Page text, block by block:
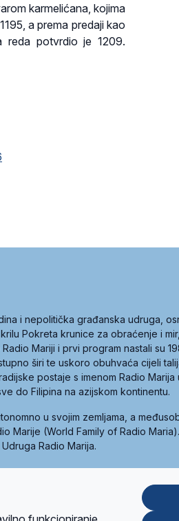
karmelićana, kojima
a prema predaji kao
reda potvrdio je 1209.
i nepolitička građanska udruga,
Pokreta krunice za obraćenje i
Mariji i prvi program nastali su
širi te uskoro obuhvaća cijeli
postaje s imenom Radio
do Filipina na azijskom kontinentu.
u svojim zemljama, a
Marije (World Family of Radio
Radio Marija.